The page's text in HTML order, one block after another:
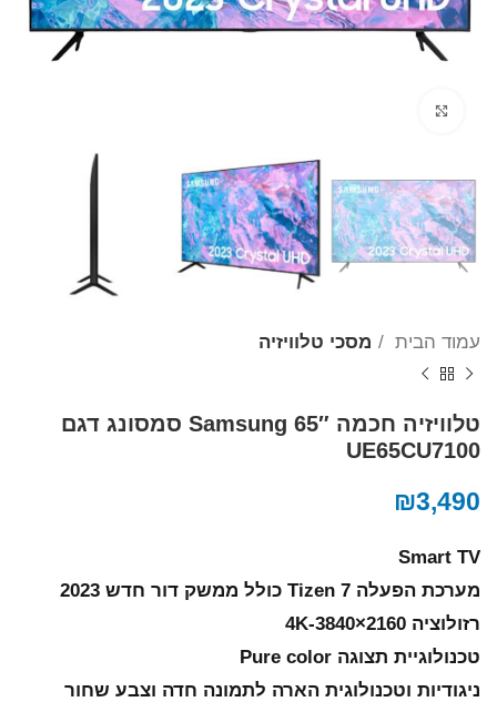
עמוד הבית מסכי טלוויזיה
טלוויזיה חכמה 65″ Samsung סמסונג דגם
UE65CU7100
₪3,490
Smart TV
מערכת הפעלה 7 Tizen כולל ממשק דור חדש 2023
רזולוציה 4K-3840×2160
טכנולוגיית תצוגה Pure color
ניגודיות וטכנולוגית הארה לתמונה חדה וצבע שחור